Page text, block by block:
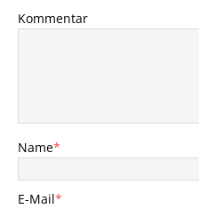
Kommentar
Name*
E-Mail*